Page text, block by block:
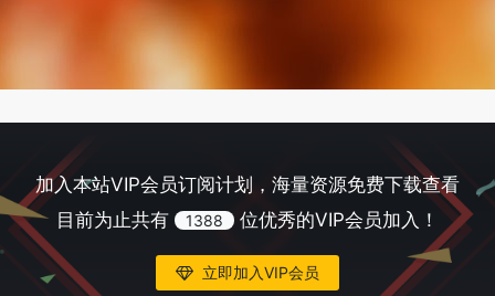
加入本站VIP会员订阅计划，海量资源免费下载查看
目前为止共有
1388 位优秀的VIP会员加入！
立即加入VIP会员